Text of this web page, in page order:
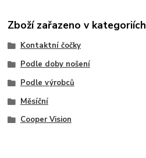
Zboží zařazeno v kategoriích
Kontaktní čočky
Podle doby nošení
Podle výrobců
Měsíční
Cooper Vision